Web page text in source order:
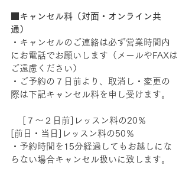
■キャンセル料（対面・オンライン共
通）
・キャンセルのご連絡は必ず営業時間内
にお電話でお願いします（メールやFAXは
ご遠慮ください）
・ご予約の７日前より、取消し・変更の
際は下記キャンセル料を申し受けます。
[前日・当日]レッスン料の50％
・予約時間を15分経過してもお越しにな
らない場合キャンセル扱いに致します。